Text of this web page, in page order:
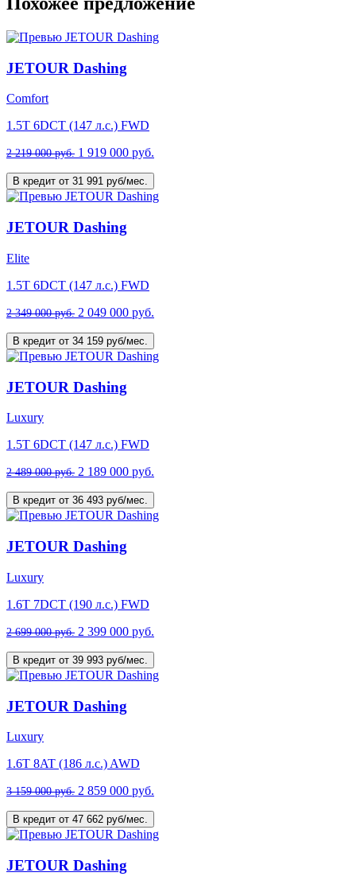
JETOUR Dashing
Comfort
1.5T 6DCT (147 л.с.) FWD
2 219 000 руб. 1 919 000 руб.
В кредит от 31 991 руб/мес.
JETOUR Dashing
Elite
1.5T 6DCT (147 л.с.) FWD
2 349 000 руб. 2 049 000 руб.
В кредит от 34 159 руб/мес.
JETOUR Dashing
Luxury
1.5T 6DCT (147 л.с.) FWD
2 489 000 руб. 2 189 000 руб.
В кредит от 36 493 руб/мес.
JETOUR Dashing
Luxury
1.6T 7DCT (190 л.с.) FWD
2 699 000 руб. 2 399 000 руб.
В кредит от 39 993 руб/мес.
JETOUR Dashing
Luxury
1.6T 8AT (186 л.с.) AWD
3 159 000 руб. 2 859 000 руб.
В кредит от 47 662 руб/мес.
JETOUR Dashing